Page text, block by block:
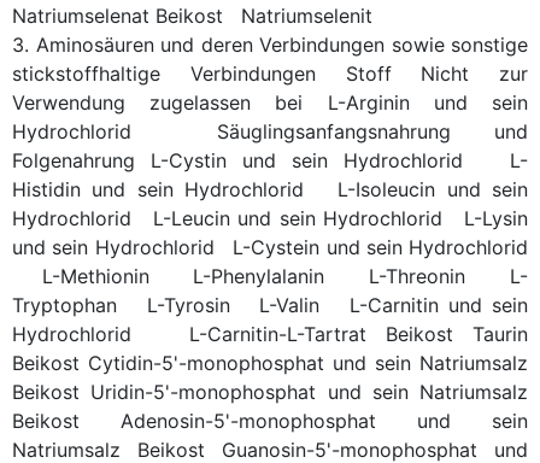
Natriumselenat Beikost
Natriumselenit
3. Aminosäuren und deren Verbindungen sowie sonstige
stickstoffhaltige Verbindungen
Stoff
Nicht zur
Verwendung zugelassen bei
L-Arginin und sein
Hydrochlorid
Säuglingsanfangsnahrung und
Folgenahrung L-Cystin und sein Hydrochlorid
L-
Histidin und sein Hydrochlorid
L-Isoleucin und sein
Hydrochlorid
L-Leucin und sein Hydrochlorid
L-Lysin
und sein Hydrochlorid
L-Cystein und sein Hydrochlorid
L-Methionin
L-Phenylalanin L-Threonin
L-
Tryptophan
L-Tyrosin L-Valin
L-Carnitin und sein
Hydrochlorid
L-Carnitin-L-Tartrat Beikost
Taurin
Beikost Cytidin-5'-monophosphat und sein Natriumsalz
Beikost Uridin-5'-monophosphat und sein Natriumsalz
Beikost
Adenosin-5'-monophosphat und sein
Natriumsalz
Beikost
Guanosin-5'-monophosphat und